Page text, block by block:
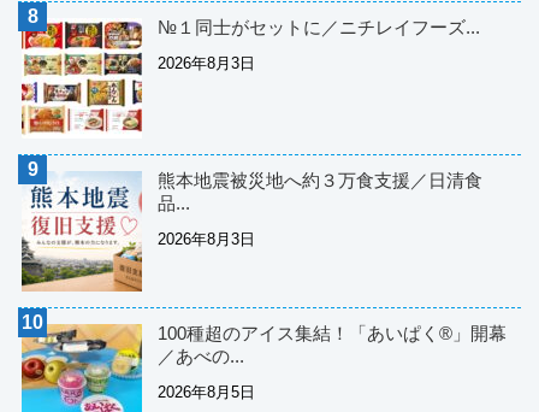
№１同士がセットに／ニチレイフーズ...
2026年8月3日
熊本地震被災地へ約３万食支援／日清食
品...
2026年8月3日
100種超のアイス集結！「あいぱく®」開幕
／あべの...
2026年8月5日